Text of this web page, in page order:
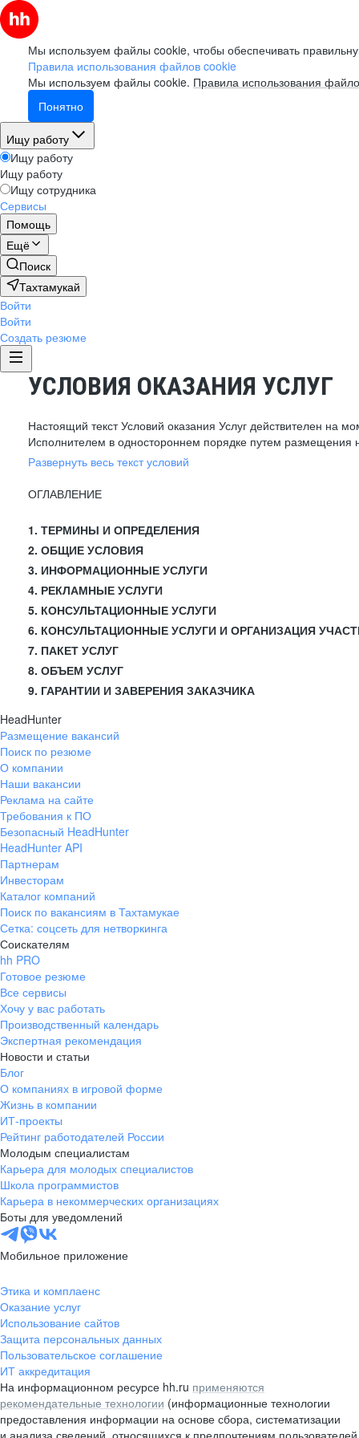
Мы используем файлы cookie, чтобы обеспечивать
Правила использования файлов cookie
Мы используем файлы cookie. Правила использования
Понятно
Ищу работу
Ищу работу
Ищу работу
Ищу сотрудника
Сервисы
Помощь
Ещё
Поиск
Тахтамукай
Войти
Войти
Создать резюме
УСЛОВИЯ ОКАЗАНИЯ УСЛУГ
Настоящий текст Условий оказания Услуг действителен на
Исполнителем в одностороннем порядке путем размещения
Развернуть весь текст условий
ОГЛАВЛЕНИЕ
1. ТЕРМИНЫ И ОПРЕДЕЛЕНИЯ
2. ОБЩИЕ УСЛОВИЯ
3. ИНФОРМАЦИОННЫЕ УСЛУГИ
4. РЕКЛАМНЫЕ УСЛУГИ
5. КОНСУЛЬТАЦИОННЫЕ УСЛУГИ
6. КОНСУЛЬТАЦИОННЫЕ УСЛУГИ И ОРГАНИЗАЦИЯ
7. ПАКЕТ УСЛУГ
8. ОБЪЕМ УСЛУГ
9. ГАРАНТИИ И ЗАВЕРЕНИЯ ЗАКАЗЧИКА
HeadHunter
Размещение вакансий
Поиск по резюме
О компании
Наши вакансии
Реклама на сайте
Требования к ПО
Безопасный HeadHunter
HeadHunter API
Партнерам
Инвесторам
Каталог компаний
Поиск по вакансиям в Тахтамукае
Сетка: соцсеть для нетворкинга
Соискателям
hh PRO
Готовое резюме
Все сервисы
Хочу у вас работать
Производственный календарь
Экспертная рекомендация
Новости и статьи
Блог
О компаниях в игровой форме
Жизнь в компании
ИТ-проекты
Рейтинг работодателей России
Молодым специалистам
Карьера для молодых специалистов
Школа программистов
Карьера в некоммерческих организациях
Боты для уведомлений
Мобильное приложение
Этика и комплаенс
Оказание услуг
Использование сайтов
Защита персональных данных
Пользовательское соглашение
ИТ аккредитация
На информационном ресурсе hh.ru применяются
рекомендательные технологии (информационные технологии
предоставления информации на основе сбора, систематизации
и анализа сведений, относящихся к предпочтениям пользователей